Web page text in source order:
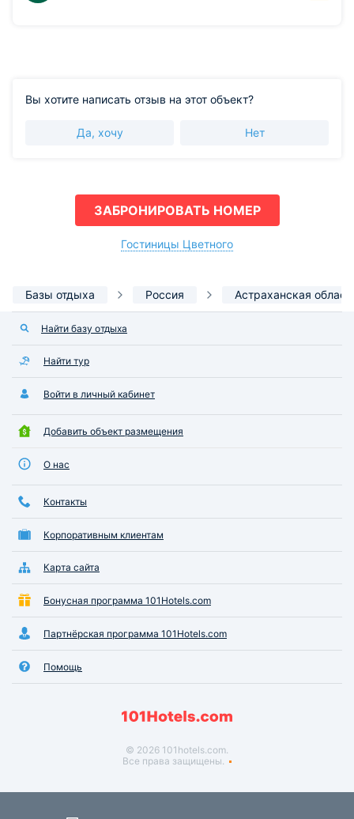
Вы хотите написать отзыв на этот объект?
Да, хочу Нет
ЗАБРОНИРОВАТЬ НОМЕР
Гостиницы Цветного
Базы отдыха Россия Астраханская
Найти базу отдыха
Найти тур
Войти в личный кабинет
Добавить объект размещения
О нас
Контакты
Корпоративным клиентам
Карта сайта
Бонусная программа 101Hotels.com
Партнёрская программа 101Hotels.com
Помощь
© 2026 101hotels.com.
Все права защищены.